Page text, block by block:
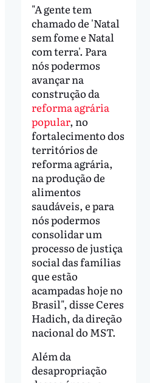
"A gente tem
chamado de 'Natal
sem fome e Natal
com terra'. Para
nós podermos
avançar na
construção da
reforma agrária
popular, no
fortalecimento dos
territórios de
reforma agrária,
na produção de
alimentos
saudáveis, e para
nós podermos
consolidar um
processo de justiça
social das famílias
que estão
acampadas hoje no
Brasil", disse Ceres
Hadich, da direção
nacional do MST.
Além da
desapropriação